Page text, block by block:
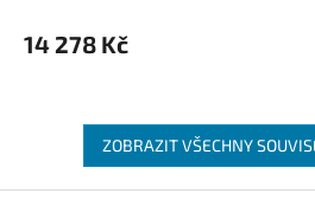
14 278 Kč
ZOBRAZIT VŠECHNY